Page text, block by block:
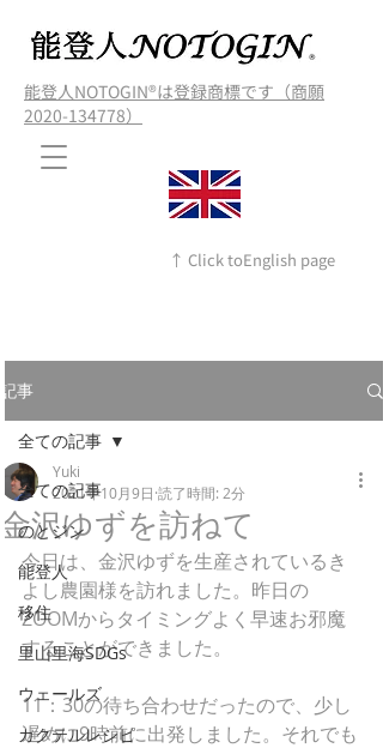
能登人NOTOGIN®️は登録商標です（商願
2020-134778）
↑ Click toEnglish page
記事
全ての記事
のとジン
能登人
移住
里山里海SDGs
ウェールズ
カクテルレシピ
全ての記事
金沢ゆずを訪ねて
Yuki
2021年10月9日 読了時間: 2分
今日は、金沢ゆずを生産されているき
よし農園様を訪れました。昨日の
ZOOMからタイミングよく早速お邪魔
することができました。
11：30の待ち合わせだったので、少し
遅めに9時前に出発しました。それでも